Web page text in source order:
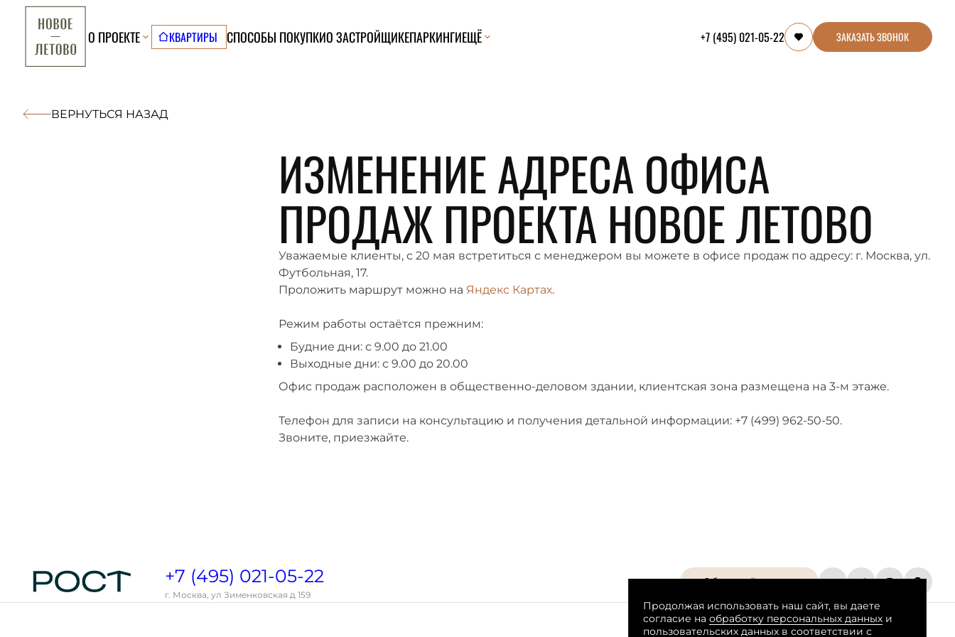
О ПРОЕКТЕ КВАРТИРЫ СПОСОБЫ ПОКУПКИО ЗАСТРОЙЩИКЕПАРКИНГИЕЩЁ +7 (495) 021-05-22 ЗАКАЗАТЬ ЗВОНОК
ВЕРНУТЬСЯ НАЗАД
ИЗМЕНЕНИЕ АДРЕСА ОФИСА
ПРОДАЖ ПРОЕКТА НОВОЕ ЛЕТОВО
Уважаемые клиенты, с 20 мая встретиться с менеджером вы можете в офисе продаж по адресу: г. Москва, ул.
Футбольная, 17.
Проложить маршрут можно на Яндекс Картах.
Режим работы остаётся прежним:
Будние дни: с 9.00 до 21.00
Выходные дни: с 9.00 до 20.00
Офис продаж расположен в общественно-деловом здании, клиентская зона размещена на 3-м этаже.
Телефон для записи на консультацию и получения детальной информации: +7 (499) 962-50-50.
Звоните, приезжайте.
+7 (495) 021-05-22
г. Москва, ул Зименковская д 159
Обратный звонок
Продолжая использовать наш сайт, вы даете
согласие на обработку персональных данныхи
пользовательских данных в соответствии с